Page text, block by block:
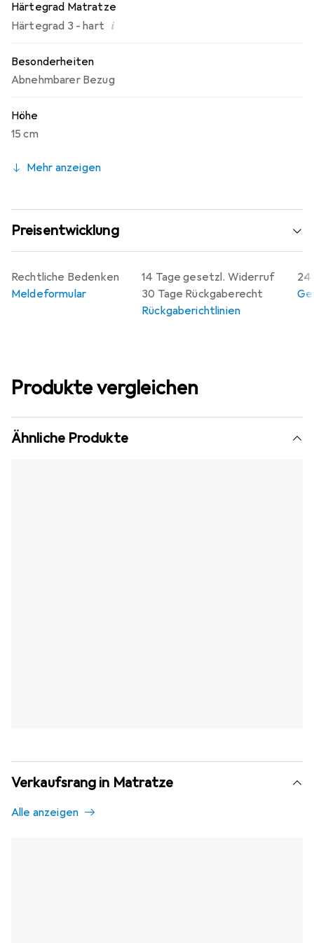
% Baumwolle, waschbar bei 30 Grad, Kern: 11 cm
Polyurethan, 4 cm Visko-Mineralschaum, Bezug Farbe:
Härtegrad Matratze
Härtegrad 3 - hart i
Besonderheiten
Abnehmbarer Bezug
Höhe
15 cm
Mehr anzeigen
Preisentwicklung
14 Tage gesetzl. Widerruf
30 Tage Rückgaberecht
Rückgaberichtlinien
24
Rechtliche Bedenken
Meldeformular
Produkte vergleichen
Ähnliche Produkte
Verkaufsrang in Matratze
Alle anzeigen